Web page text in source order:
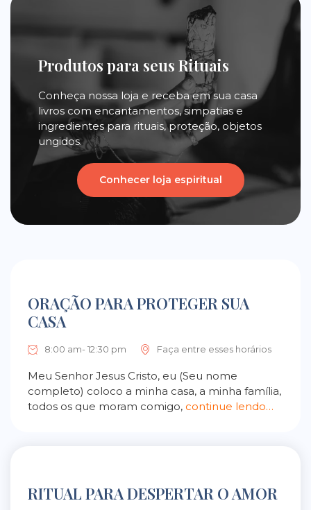
Produtos para seus Rituais
Conheça nossa loja e receba em sua casa
livros com encantamentos, simpatias e
ingredientes para rituais, proteção, objetos
ungidos.
Conhecer loja espiritual
ORAÇÃO PARA PROTEGER SUA
CASA
8:00 am- 12:30 pm Faça entre esses horários
Meu Senhor Jesus Cristo, eu (Seu nome
completo) coloco a minha casa, a minha família,
todos os que moram comigo, continue lendo…
RITUAL PARA DESPERTAR O AMOR